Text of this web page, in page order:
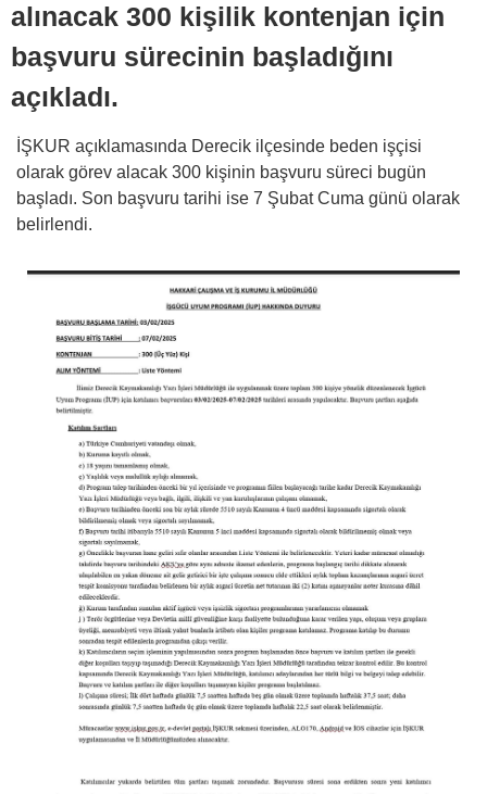
alınacak 300 kişilik kontenjan için
başvuru sürecinin başladığını
açıkladı.
İŞKUR açıklamasında Derecik ilçesinde beden işçisi
olarak görev alacak 300 kişinin başvuru süreci bugün
başladı. Son başvuru tarihi ise 7 Şubat Cuma günü olarak
belirlendi.